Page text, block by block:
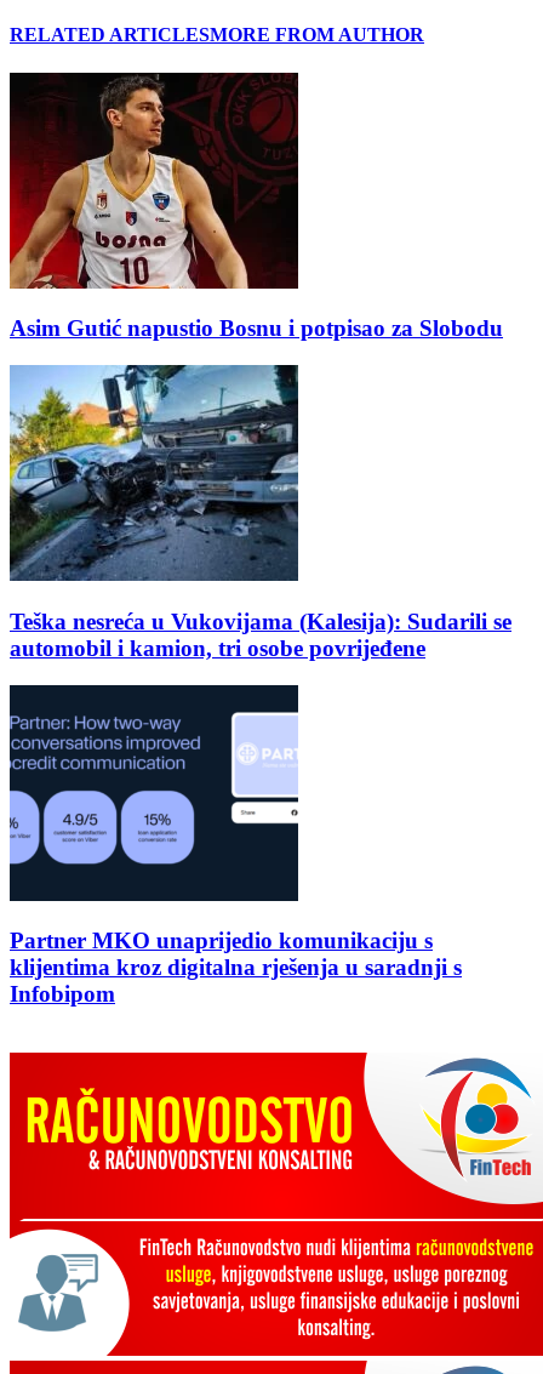
RELATED ARTICLESMORE FROM AUTHOR
Asim Gutić napustio Bosnu i potpisao za Slobodu
Teška nesreća u Vukovijama (Kalesija): Sudarili se
automobil i kamion, tri osobe povrijeđene
Partner MKO unaprijedio komunikaciju s
klijentima kroz digitalna rješenja u saradnji s
Infobipom